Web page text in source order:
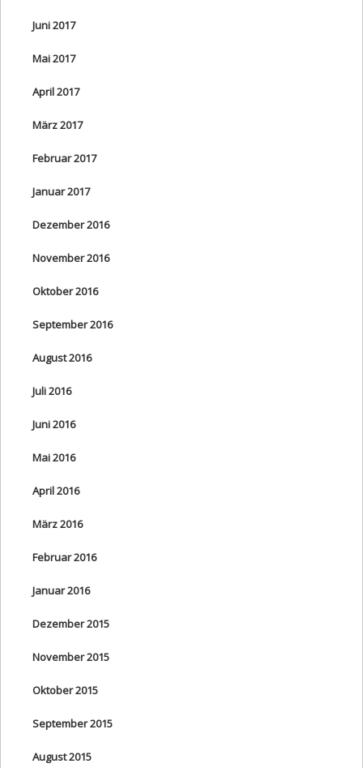
Juni 2017
Mai 2017
April 2017
März 2017
Februar 2017
Januar 2017
Dezember 2016
November 2016
Oktober 2016
September 2016
August 2016
Juli 2016
Juni 2016
Mai 2016
April 2016
März 2016
Februar 2016
Januar 2016
Dezember 2015
November 2015
Oktober 2015
September 2015
August 2015